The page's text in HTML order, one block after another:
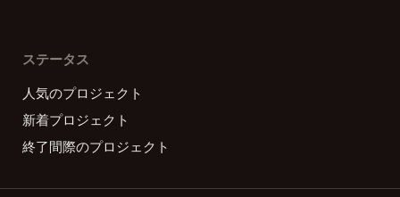
ステータス
人気のプロジェクト
新着プロジェクト
終了間際のプロジェクト